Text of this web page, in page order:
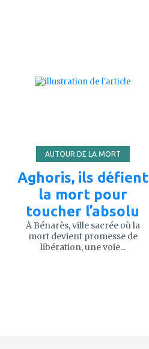
AUTOUR DE LA MORT
Aghoris, ils défient
la mort pour
toucher l’absolu
À Bénarès, ville sacrée où la
mort devient promesse de
libération, une voie...